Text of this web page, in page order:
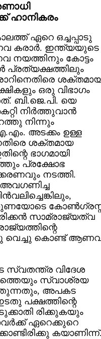
ഹാനികരം
ഏറെ ഒച്ചപ്പാടു
കരാര്‍. ഇന്ത്യയുടെ
നയത്തിനും കോട്ടം
പ്രത്യക്ഷത്തിലും
ഒരു വിഭാഗം
ബി.ജെ.പി. യെ
നിര്‍ത്തുവാന്‍
നിന്നും
അടക്കം ഉള്ള
ശക്തമായ
ഭാഗമായി
പ്രക്ഷോഭ
നടത്തി.
അവഗണിച്ച
സാമ്രാജ്യത്വ
വെച്ചു കൊണ്ട്
വിദേശ
സ്വാശ്രയ
അപകട
പക്ഷത്തിന്റെ
രിക്കുകയും
ഏറെക്കുറെ